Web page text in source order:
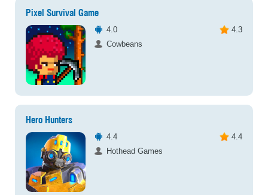
Pixel Survival Game
4.0
4.3
Cowbeans
Hero Hunters
4.4
4.4
Hothead Games